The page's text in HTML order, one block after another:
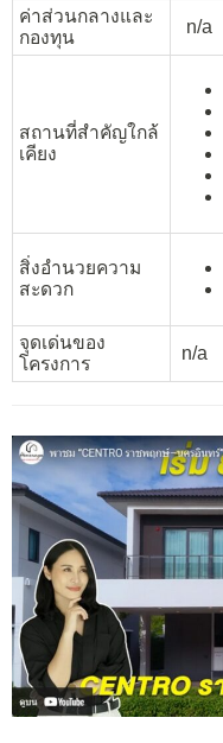
ค่าส่วนกลางและ
กองทุน
n/a
สถานที่สำคัญใกล้
เคียง
สิ่งอำนวยความ
สะดวก
จุดเด่นของ
โครงการ
n/a